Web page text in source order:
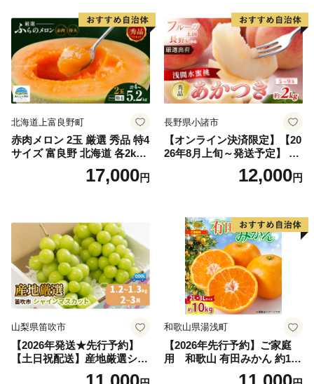
北海道上富良野町
赤肉メロン 2玉 厳選 秀品 特4
サイズ 富良野 北海道 各2kg
～2.6kg 2玉 セット ファーム
富良野 メロン めろん 果物 く
17,000円
長野県小諸市
【オンライン決済限定】【20
26年8月上旬～発送予定】 先
行予約 「浅間水蜜桃プレミ
アム」 もも あかつき 秀品 約
果肉 長野県産 小諸市
12,000円
山梨県笛吹市
【2026年発送★先行予約】
【土日祝配送】産地厳選シャ
インマスカット1.2kg～1.3kg
和歌山県湯浅町
【2026年先行予約】ご家庭
用 和歌山 有田みかん 約10k
g (2L、3Lサイズ)【湯浅町】